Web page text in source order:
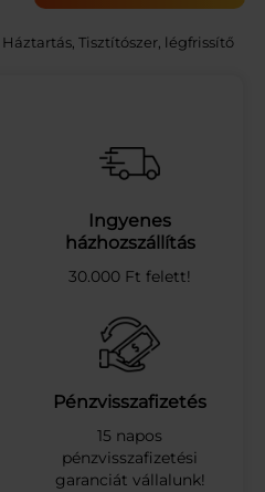
Háztartás Tisztítószer, légfrissítő
Ingyenes
házhozszállítás
30.000 Ft felett!
Pénzvisszafizetés
15 napos
pénzvisszafizetési
garanciát vállalunk!